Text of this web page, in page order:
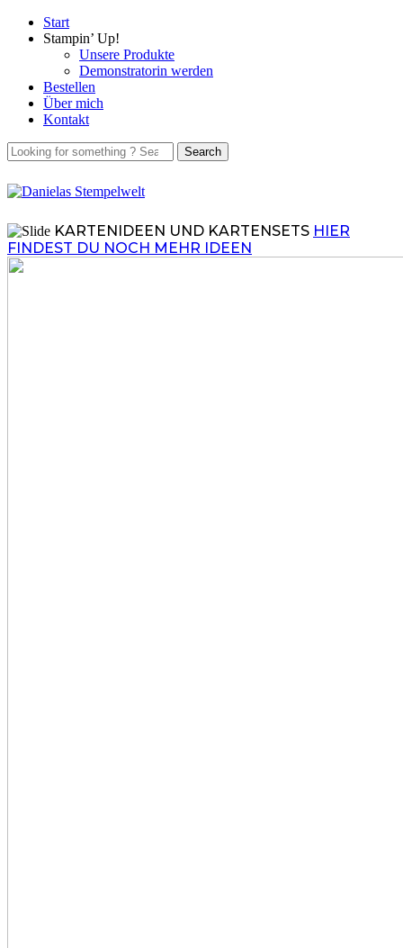
Start
Stampin’ Up!
Unsere Produkte
Demonstratorin werden
Bestellen
Über mich
Kontakt
KARTENIDEEN UND KARTENSETS HIER
FINDEST DU NOCH MEHR IDEEN